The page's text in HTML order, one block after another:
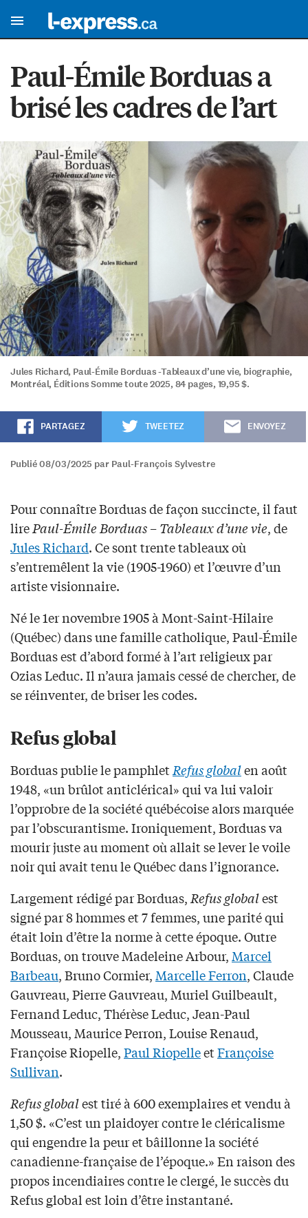
Paul-Émile Borduas a
brisé les cadres de l’art
Jules Richard, Paul-Émile Borduas -Tableaux d’une vie, biographie,
Montréal, Éditions Somme toute 2025, 84 pages, 19,95 $.
PARTAGEZ TWEETEZ ENVOYEZ
Publié 08/03/2025 par Paul-François Sylvestre
Pour connaître Borduas de façon succincte, il faut
lirePaul-Émile Borduas – Tableaux d’une vie, de
Jules Richard. Ce sont trente tableaux où
s’entremêlent la vie (1905-1960) et l’œuvre d’un
artiste visionnaire.
Né le 1er novembre 1905 à Mont-Saint-Hilaire
(Québec) dans une famille catholique, Paul-Émile
Borduas est d’abord formé à l’art religieux par
Ozias Leduc. Il n’aura jamais cessé de chercher, de
se réinventer, de briser les codes.
Refus global
Borduas publie le pamphletRefus globalen août
1948, «un brûlot anticlérical» qui va lui valoir
l’opprobre de la société québécoise alors marquée
par l’obscurantisme. Ironiquement, Borduas va
mourir juste au moment où allait se lever le voile
noir qui avait tenu le Québec dans l’ignorance.
Largement rédigé par Borduas, Refus globalest
signé par 8 hommes et 7 femmes, une parité qui
était loin d’être la norme à cette époque. Outre
Borduas, on trouve Madeleine Arbour, Marcel
Barbeau, Bruno Cormier, Marcelle Ferron, Claude
Gauvreau, Pierre Gauvreau, Muriel Guilbeault,
Fernand Leduc, Thérèse Leduc, Jean-Paul
Mousseau, Maurice Perron, Louise Renaud,
Françoise Riopelle,Paul RiopelleetFrançoise
Sullivan.
Refus globalest tiré à 600 exemplaires et vendu à
1,50 $. «C’est un plaidoyer contre le cléricalisme
qui engendre la peur et bâillonne la société
canadienne-française de l’époque.» En raison des
propos incendiaires contre le clergé, le succès du
Refus global est loin d’être instantané.